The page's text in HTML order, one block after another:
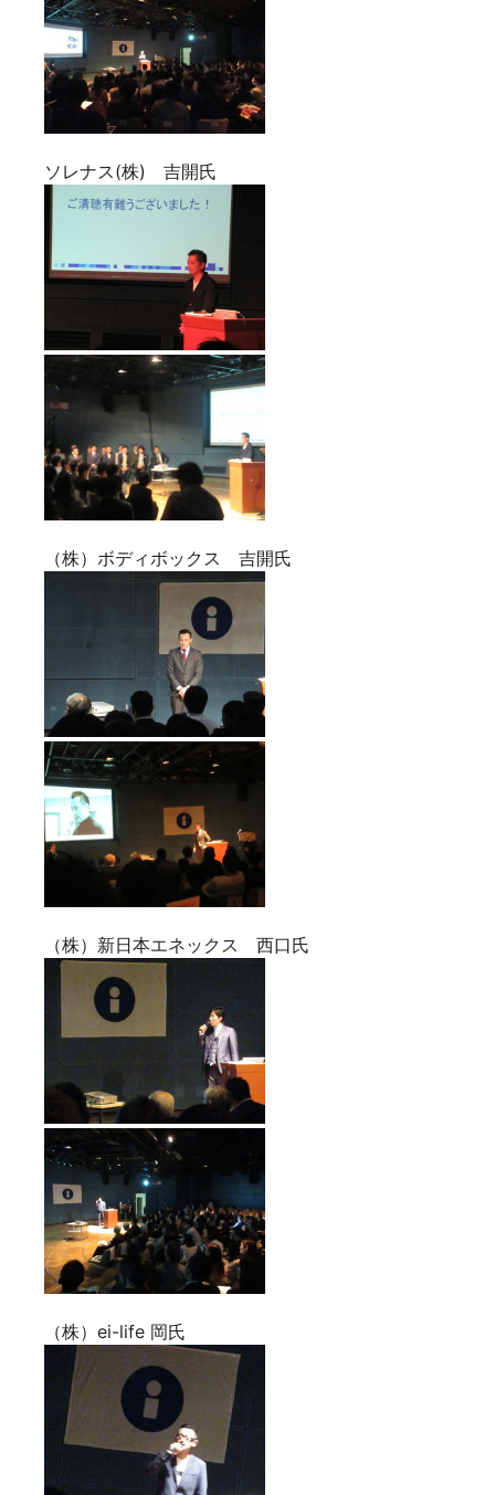
ソレナス(株) 吉開氏
（株）ボディボックス 吉開氏
（株）新日本エネックス 西口氏
（株）ei-life 岡氏